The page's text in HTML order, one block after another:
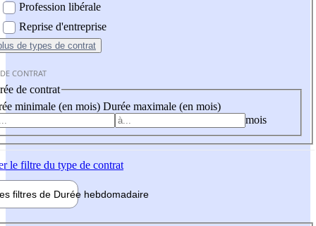
Profession libérale
Reprise d'entreprise
de types de contrat
CONTRAT
de contrat
minimale (en mois) Durée maximale (en mois)
mois
le filtre du type de contrat
filtres de Durée hebdomadaire